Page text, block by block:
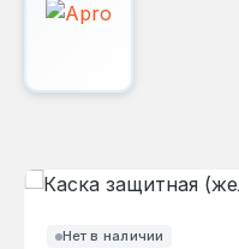
Нет в наличии
Пропустить галерею